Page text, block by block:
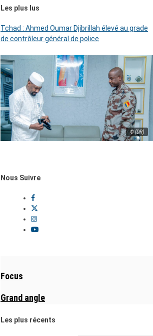
Les plus lus
Tchad : Ahmed Oumar Djibrillah élevé au grade
de contrôleur général de police
© (DR)
Nous Suivre
Focus
Grand angle
Les plus récents